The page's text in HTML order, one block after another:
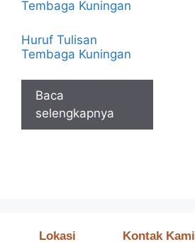
Huruf Tulisan
Tembaga Kuningan
Baca
selengkapnya
Lokasi Kontak Kami